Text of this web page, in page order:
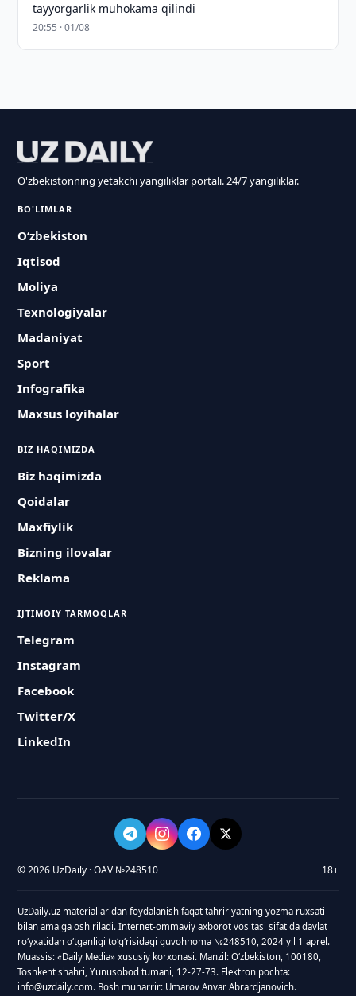
tayyorgarlik muhokama qilindi
20:55 · 01/08
O'zbekistonning yetakchi yangiliklar portali. 24/7 yangiliklar.
BO'LIMLAR
O‘zbekiston
Iqtisod
Moliya
Texnologiyalar
Madaniyat
Sport
Infografika
Maxsus loyihalar
BIZ HAQIMIZDA
Biz haqimizda
Qoidalar
Maxfiylik
Bizning ilovalar
Reklama
IJTIMOIY TARMOQLAR
Telegram
Instagram
Facebook
Twitter/X
LinkedIn
© 2026 UzDaily · OAV №248510 18+
UzDaily.uz materiallaridan foydalanish faqat tahririyatning yozma ruxsati
bilan amalga oshiriladi. Internet-ommaviy axborot vositasi sifatida davlat
roʻyxatidan oʻtganligi toʻgʻrisidagi guvohnoma №248510, 2024 yil 1 aprel.
Muassis: «Daily Media» xususiy korxonasi. Manzil: Oʻzbekiston, 100180,
Toshkent shahri, Yunusobod tumani, 12-27-73. Elektron pochta:
info@uzdaily.com. Bosh muharrir: Umarov Anvar Abrardjanovich.